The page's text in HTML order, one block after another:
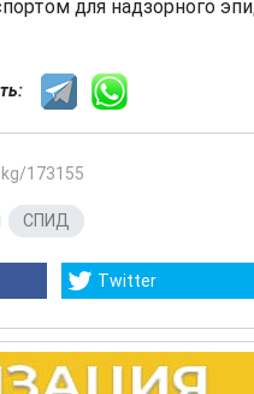
для надзорного
173155
СПИД
Twitter